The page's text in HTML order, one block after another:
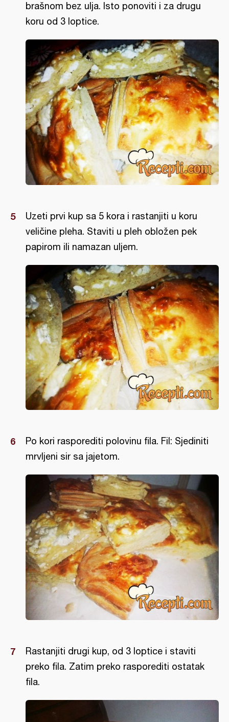
brašnom bez ulja. Isto ponoviti i za drugu
koru od 3 loptice.
Uzeti prvi kup sa 5 kora i rastanjiti u koru
veličine pleha. Staviti u pleh obložen pek
papirom ili namazan uljem.
Po kori rasporediti polovinu fila. Fil: Sjediniti
mrvljeni sir sa jajetom.
Rastanjiti drugi kup, od 3 loptice i staviti
preko fila. Zatim preko rasporediti ostatak
fila.